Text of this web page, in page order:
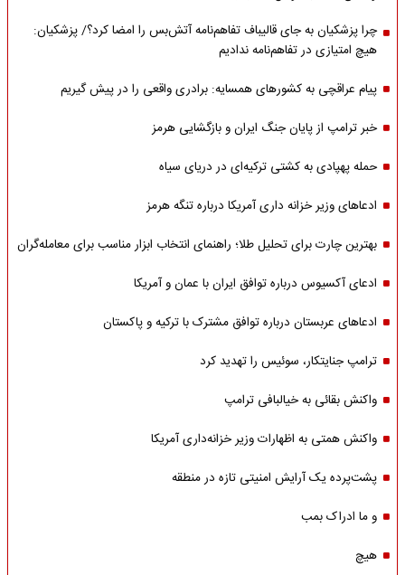
چرا پزشکیان به جای قالیباف تفاهم‌نامه آتش‌بس را امضا کرد؟/ پزشکیان:
هیچ امتیازی در تفاهم‌نامه ندادیم
پیام عراقچی به کشورهای همسایه: برادری واقعی را در پیش گیریم
خبر ترامپ از پایان جنگ ایران و بازگشایی هرمز
حمله پهپادی به کشتی ترکیه‌ای در دریای سیاه
ادعاهای وزیر خزانه داری آمریکا درباره تنگه هرمز
بهترین چارت برای تحلیل طلا؛ راهنمای انتخاب ابزار مناسب برای معامله‌گران
ادعای آکسیوس درباره توافق ایران با عمان و آمریکا
ادعاهای عربستان درباره توافق مشترک با ترکیه و پاکستان
ترامپ جنایتکار، سوئیس را تهدید کرد
واکنش بقائی به خیالبافی ترامپ
واکنش همتی به اظهارات وزیر خزانه‌داری آمریکا
پشت‌پرده یک آرایش امنیتی تازه در منطقه
و ما ادراک بمب
هیچ